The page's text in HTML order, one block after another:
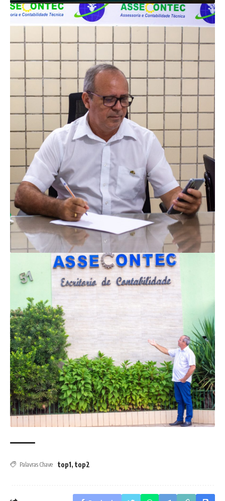
Palavras Chave top1, top2